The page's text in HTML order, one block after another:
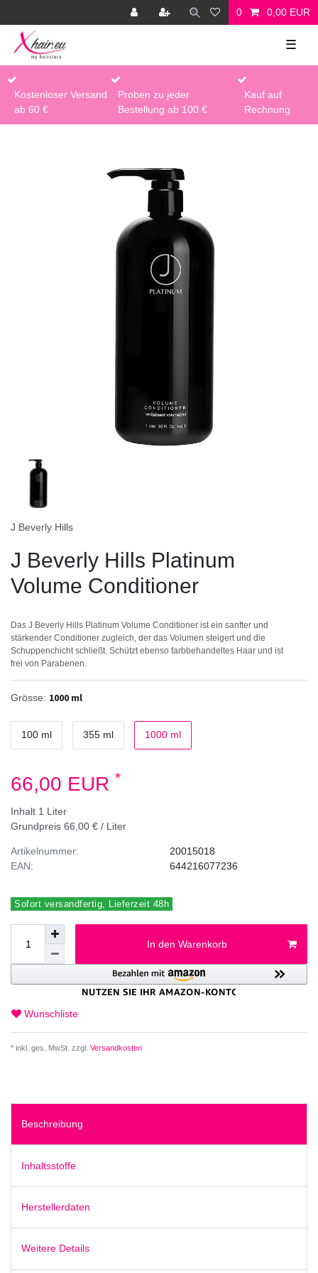
0 0,00 EUR
☰
Kostenloser Versand
ab 60 €
Proben zu jeder
Bestellung ab 100 €
Kauf auf
Rechnung
J Beverly Hills
J Beverly Hills Platinum
Volume Conditioner
Das J Beverly Hills Platinum Volume Conditioner ist ein sanfter und
stärkender Conditioner zugleich, der das Volumen steigert und die
Schuppenchicht schließt. Schützt ebenso farbbehandeltes Haar und ist
frei von Parabenen.
Grösse: 1000 ml
100 ml 355 ml 1000 ml
66,00 EUR *
Inhalt 1 Liter
Grundpreis 66,00 € / Liter
Artikelnummer:
EAN:
20015018
644216077236
Sofort versandfertig, Lieferzeit 48h
In den Warenkorb
Wunschliste
* inkl. ges. MwSt. zzgl. Versandkosten
Beschreibung
Inhaltsstoffe
Herstellerdaten
Weitere Details